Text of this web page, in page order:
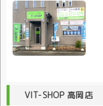
VIT-SHOP 高岡店